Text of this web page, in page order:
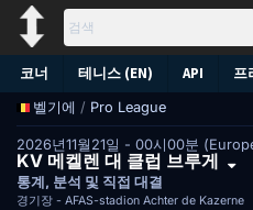
코너 테니스 (EN) API 프
벨기에 / Pro League
2026년11월21일 - 00시00분
KV 메켈렌 대 클럽 브루게
통계, 분석 및 직접 대결
경기장 - AFAS-stadion Achter de Kazerne